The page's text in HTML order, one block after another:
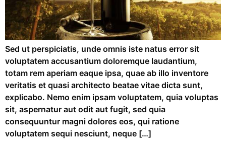
Sed ut perspiciatis, unde omnis iste natus error sit
voluptatem accusantium doloremque laudantium,
totam rem aperiam eaque ipsa, quae ab illo inventore
veritatis et quasi architecto beatae vitae dicta sunt,
explicabo. Nemo enim ipsam voluptatem, quia voluptas
sit, aspernatur aut odit aut fugit, sed quia
consequuntur magni dolores eos, qui ratione
voluptatem sequi nesciunt, neque […]